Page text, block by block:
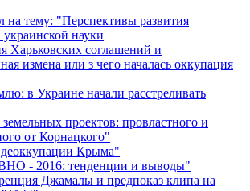
на тему: "Перспективы развития
науки
Харьковских соглашений и
измена или з чего началась оккупация
в Украине начали расстреливать
проектов: провластного и
от Корнацкого"
Крыма"
ВНО - 2016: тенденции и выводы"
Джамалы и предпоказ клипа на